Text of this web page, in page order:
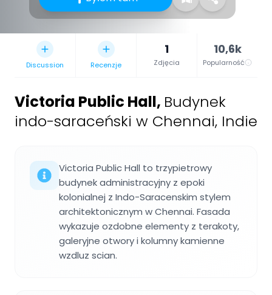
Discussion Recenzje
1
Zdjęcia
10,6k
Popularność
Victoria Public Hall, Budynek
indo-saraceński w Chennai, Indie
Victoria Public Hall to trzypietrowy
budynek administracyjny z epoki
kolonialnej z Indo-Saracenskim stylem
architektonicznym w Chennai. Fasada
wykazuje ozdobne elementy z terakoty,
galeryjne otwory i kolumny kamienne
wzdluz scian.